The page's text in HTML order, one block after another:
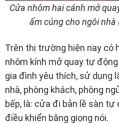
Cửa nhôm hai cánh mở
ấm cúng cho ngôi
Trên thị trường hiện nay có
nhôm kính mở quay tự
gia đình yêu thích, sử dụng
nhà, phòng khách, phòng
bếp, là: cửa đi bản lề sàn
điều khiển bằng giọng nói.